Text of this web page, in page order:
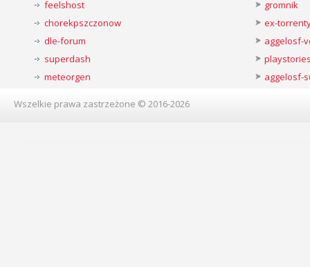
feelshost
chorekpszczonow
dle-forum
superdash
meteorgen
gromnik
ex-
aggelosf-
aggelosf-
Wszelkie prawa zastrzeżone © 2016-2026